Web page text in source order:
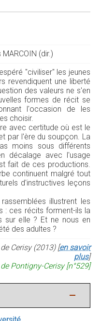
MARCOIN (dir.)
"civiliser" les jeunes
revendiquent une liberté
des valeurs ne s'en
formes de récit se
l'occasion de les
choisir.
avec certitude où est le
par l'ère du soupçon. La
moins sous différents
décalage avec l'usage
fait de ces productions.
continuent malgré tout
d'instructives leçons
illustrent les
: ces récits forment-ils la
sur elle ? Et ne nous en
des adultes ?
Cerisy (2013) [en savoir
plus]
Pontigny-Cerisy [n°529]